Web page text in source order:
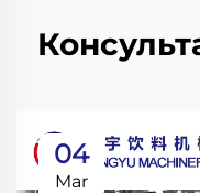
04
Mar